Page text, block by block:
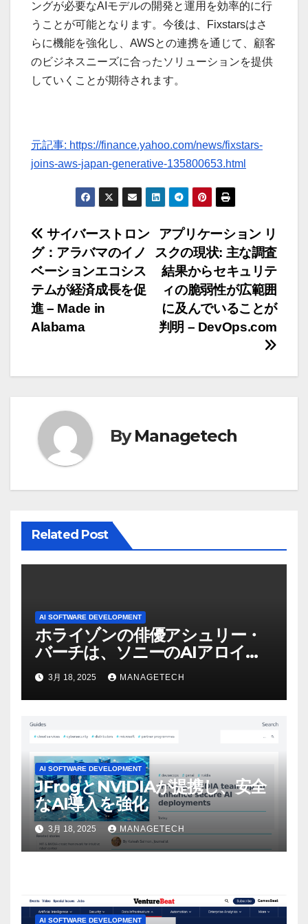
ングが必要なAIモデルの開発と運用を効率的に行
うことが可能となります。今後は、Fixstarsはさ
らに機能を強化し、AWSとの連携を通じて、顧客
のビジネスニーズに合ったソリューションを提供
していくことが期待されます。
元記事: https://finance.yahoo.com/news/fixstars-
joins-aws-japan-generative-135800653.html
投
稿
ナ
ビ
ー
シ
ョ
ン
アプリケーション リ
スクの現状: 主な調査
結果からセキュリテ
ィの脆弱性が広範囲
に及んでいることが
判明 – DevOps.com
サイバーストロン
グ：アラバマのイノ
ベーションエコシス
テムが経済成長を促
進 – Made in
Alabama
ByManagetech
Related Post
AI SOFTWARE DEVELOPMENT
ホライゾンの俳優アシュリー・
バーチは、ソニーのAIアロイの
ビデオを見て「ゲームパフォー
マンスという芸術形式に不安を
感じた」と語る – IGN
3月 18, 2025 MANAGETECH
AI SOFTWARE DEVELOPMENT
JFrogとNVIDIAが提携し、安全
なAI導入を強化
3月 18, 2025 MANAGETECH
AI SOFTWARE DEVELOPMENT